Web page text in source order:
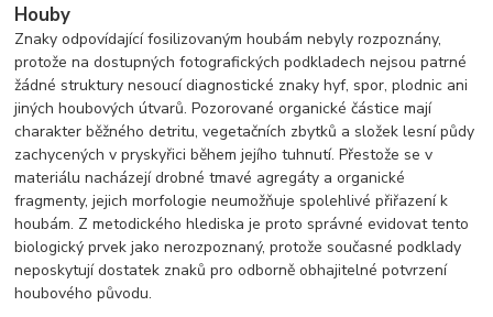
Houby
Znaky odpovídající fosilizovaným houbám nebyly rozpoznány,
protože na dostupných fotografických podkladech nejsou patrné
žádné struktury nesoucí diagnostické znaky hyf, spor, plodnic ani
jiných houbových útvarů. Pozorované organické částice mají
charakter běžného detritu, vegetačních zbytků a složek lesní půdy
zachycených v pryskyřici během jejího tuhnutí. Přestože se v
materiálu nacházejí drobné tmavé agregáty a organické
fragmenty, jejich morfologie neumožňuje spolehlivé přiřazení k
houbám. Z metodického hlediska je proto správné evidovat tento
biologický prvek jako nerozpoznaný, protože současné podklady
neposkytují dostatek znaků pro odborně obhajitelné potvrzení
houbového původu.